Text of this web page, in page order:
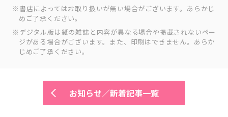
書店によってはお取り扱いが無い場合がございます。あらかじ
めご了承ください。
デジタル版は紙の雑誌と内容が異なる場合や掲載されないペー
ジがある場合がございます。また、印刷はできません。あらか
じめご了承ください。
お知らせ／新着記事一覧